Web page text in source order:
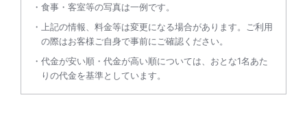
食事・客室等の写真は一例です。
上記の情報、料金等は変更になる場合があります。ご利用
の際はお客様ご自身で事前にご確認ください。
代金が安い順・代金が高い順については、おとな1名あた
りの代金を基準としています。